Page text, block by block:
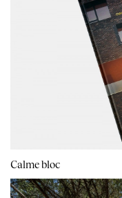
Calme bloc